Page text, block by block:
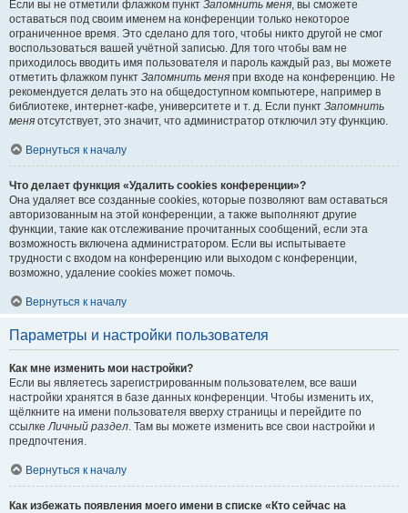
Если вы не отметили флажком пункт Запомнить меня, вы сможете
оставаться под своим именем на конференции только некоторое
ограниченное время. Это сделано для того, чтобы никто другой не смог
воспользоваться вашей учётной записью. Для того чтобы вам не
приходилось вводить имя пользователя и пароль каждый раз, вы можете
отметить флажком пункт Запомнить меня при входе на конференцию. Не
рекомендуется делать это на общедоступном компьютере, например в
библиотеке, интернет-кафе, университете и т. д. Если пункт Запомнить
меня отсутствует, это значит, что администратор отключил эту функцию.
Вернуться к началу
Что делает функция «Удалить cookies конференции»?
Она удаляет все созданные cookies, которые позволяют вам оставаться
авторизованным на этой конференции, а также выполняют другие
функции, такие как отслеживание прочитанных сообщений, если эта
возможность включена администратором. Если вы испытываете
трудности с входом на конференцию или выходом с конференции,
возможно, удаление cookies может помочь.
Вернуться к началу
Параметры и настройки пользователя
Как мне изменить мои настройки?
Если вы являетесь зарегистрированным пользователем, все ваши
настройки хранятся в базе данных конференции. Чтобы изменить их,
щёлкните на имени пользователя вверху страницы и перейдите по
ссылкеЛичный раздел. Там вы можете изменить все свои настройки и
предпочтения.
Вернуться к началу
Как избежать появления моего имени в списке «Кто сейчас на